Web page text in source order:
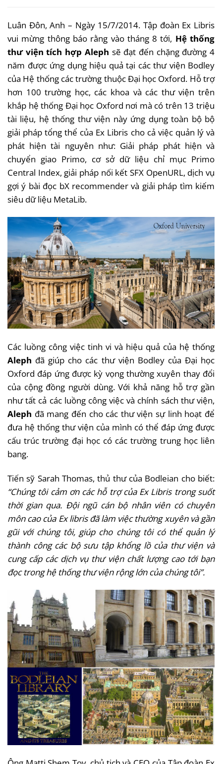
Luân Đôn, Anh – Ngày 15/7/2014. Tập đoàn Ex Libris
vui mừng thông báo rằng vào tháng 8 tới, Hệ thống
thư viện tích hợp Aleph sẽ đạt đến chặng đường 4
năm được ứng dụng hiệu quả tại các thư viện Bodley
của Hệ thống các trường thuộc Đại học Oxford. Hỗ trợ
hơn 100 trường học, các khoa và các thư viện trên
khắp hệ thống Đại học Oxford nơi mà có trên 13 triệu
tài liệu, hệ thống thư viện này ứng dụng toàn bộ bộ
giải pháp tổng thể của Ex Libris cho cả việc quản lý và
phát hiện tài nguyên như: Giải pháp phát hiện và
chuyển giao Primo, cơ sở dữ liệu chỉ mục Primo
Central Index, giải pháp nối kết SFX OpenURL, dịch vụ
gợi ý bài đọc bX recommender và giải pháp tìm kiếm
siêu dữ liệu MetaLib.
Các luồng công việc tinh vi và hiệu quả của hệ thống
Aleph đã giúp cho các thư viện Bodley của Đại học
Oxford đáp ứng được kỳ vọng thường xuyên thay đổi
của cộng đồng người dùng. Với khả năng hỗ trợ gần
như tất cả các luồng công việc và chính sách thư viện,
Aleph đã mang đến cho các thư viện sự linh hoạt để
đưa hệ thống thư viện của mình có thể đáp ứng được
cấu trúc trường đại học có các trường trung học liên
bang.
Tiến sỹ Sarah Thomas, thủ thư của Bodleian cho biết:
“Chúng tôi cảm ơn các hỗ trợ của Ex Libris trong suốt
thời gian qua. Đội ngũ cán bộ nhân viên có chuyên
môn cao của Ex libris đã làm việc thường xuyên và gần
gũi với chúng tôi, giúp cho chúng tôi có thể quản lý
thành công các bộ sưu tập khổng lồ của thư viện và
cung cấp các dịch vụ thư viện chất lượng cao tới bạn
đọc trong hệ thống thư viện rộng lớn của chúng tôi”.